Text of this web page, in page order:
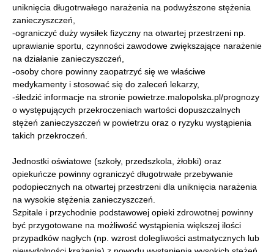
uniknięcia długotrwałego narażenia na podwyższone stężenia
zanieczyszczeń,
-ograniczyć duży wysiłek fizyczny na otwartej przestrzeni np.
uprawianie sportu, czynności zawodowe zwiększające narażenie
na działanie zanieczyszczeń,
-osoby chore powinny zaopatrzyć się we właściwe
medykamenty i stosować się do zaleceń lekarzy,
-śledzić informacje na stronie powietrze.malopolska.pl/prognozy
o występujących przekroczeniach wartości dopuszczalnych
stężeń zanieczyszczeń w powietrzu oraz o ryzyku wystąpienia
takich przekroczeń.
Jednostki oświatowe (szkoły, przedszkola, żłobki) oraz
opiekuńcze powinny ograniczyć długotrwałe przebywanie
podopiecznych na otwartej przestrzeni dla uniknięcia narażenia
na wysokie stężenia zanieczyszczeń.
Szpitale i przychodnie podstawowej opieki zdrowotnej powinny
być przygotowane na możliwość wystąpienia większej ilości
przypadków nagłych (np. wzrost dolegliwości astmatycznych lub